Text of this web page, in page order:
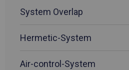
System Overlap
Hermetic-System
Air-control-System